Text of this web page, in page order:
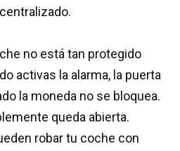
no está tan protegido
activas la alarma, la puerta
la moneda no se bloquea.
queda abierta.
robar tu coche con